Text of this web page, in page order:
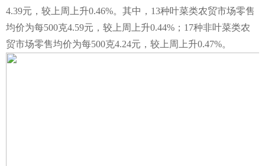
4.39元，较上周上升0.46%。其中，13种叶菜类农贸市场零售
均价为每500克4.59元，较上周上升0.44%；17种非叶菜类农
贸市场零售均价为每500克4.24元，较上周上升0.47%。